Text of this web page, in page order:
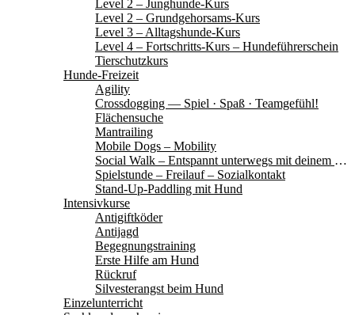
Level 2 – Junghunde-Kurs
Level 2 – Grundgehorsams-Kurs
Level 3 – Alltagshunde-Kurs
Level 4 – Fortschritts-Kurs – Hundeführerschein
Tierschutzkurs
Hunde-Freizeit
Agility
Crossdogging — Spiel · Spaß · Teamgefühl!
Flächensuche
Mantrailing
Mobile Dogs – Mobility
Social Walk – Entspannt unterwegs mit deinem Hund
Spielstunde – Freilauf – Sozialkontakt
Stand-Up-Paddling mit Hund
Intensivkurse
Antigiftköder
Antijagd
Begegnungstraining
Erste Hilfe am Hund
Rückruf
Silvesterangst beim Hund
Einzelunterricht